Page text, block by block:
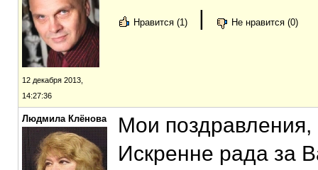
12 декабря 2013,
14:27:36
Нравится (1) Не нравится (0)
Людмила Клёнова
Мои
Искренне рада за